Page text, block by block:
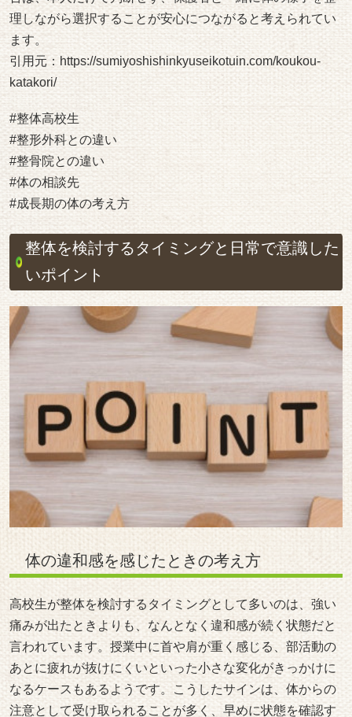
理しながら選択することが安心につながると考えられてい
ます。
引用元： https://sumiyoshishinkyuseikotuin.com/koukou-
katakori/
#整体高校生
#整形外科との違い
#整骨院との違い
#体の相談先
#成長期の体の考え方
整体を検討するタイミングと日常で意識した
いポイント
体の違和感を感じたときの考え方
高校生が整体を検討するタイミングとして多いのは、強い
痛みが出たときよりも、なんとなく違和感が続く状態だと
言われています。授業中に首や肩が重く感じる、部活動の
あとに疲れが抜けにくいといった小さな変化がきっかけに
なるケースもあるようです。こうしたサインは、体からの
注意として受け取られることが多く、早めに状態を確認す